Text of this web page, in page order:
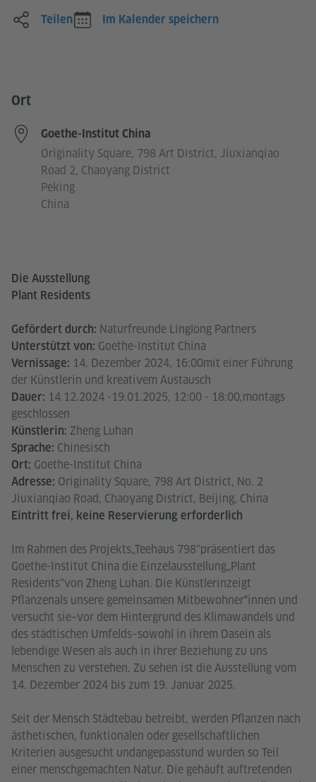
Die Ausstellung
Plant Residents
Gefördert durch: Naturfreunde Linglong Partners
Unterstützt von: Goethe-Institut China
Vernissage: 14. Dezember 2024, 16:00mit einer Führung
der Künstlerin und kreativem Austausch
Dauer: 14.12.2024 -19.01.2025, 12:00 - 18:00,montags
geschlossen
Künstlerin: Zheng Luhan
Sprache: Chinesisch
Ort: Goethe-Institut China
Adresse: Originality Square, 798 Art District, No. 2
Jiuxianqiao Road, Chaoyang District, Beijing, China
Eintritt frei, keine Reservierung erforderlich
Im Rahmen des Projekts„Teehaus 798“präsentiert das
Goethe-Institut China die Einzelausstellung„Plant
Residents“von Zheng Luhan. Die Künstlerinzeigt
Pflanzenals unsere gemeinsamen Mitbewohner*innen und
versucht sie–vor dem Hintergrund des Klimawandels und
des städtischen Umfelds–sowohl in ihrem Dasein als
lebendige Wesen als auch in ihrer Beziehung zu uns
Menschen zu verstehen. Zu sehen ist die Ausstellung vom
14. Dezember 2024 bis zum 19. Januar 2025.
Seit der Mensch Städtebau betreibt, werden Pflanzen nach
ästhetischen, funktionalen oder gesellschaftlichen
Kriterien ausgesucht undangepasstund wurden so Teil
einer menschgemachten Natur. Die gehäuft auftretenden
Teilen Im Kalender speichern
Ort
Goethe-Institut China
Originality Square, 798 Art District, Jiuxianqiao
Road 2, Chaoyang District
Peking
China